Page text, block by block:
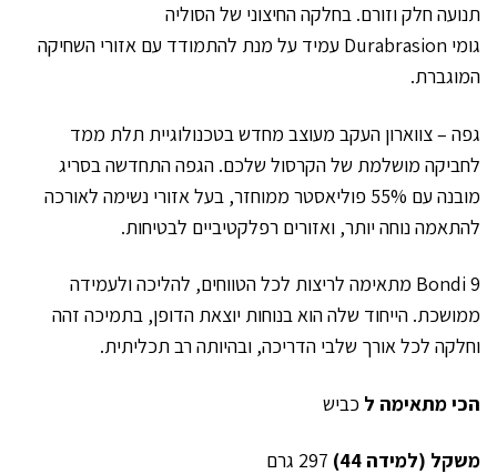
תנועה חלק וזורם. בחלקה החיצוני של הסוליה
גומי Durabrasion עמיד על מנת להתמודד עם אזורי השחיקה
המוגברת.
גפה – צווארון העקב מעוצב מחדש בטכנולוגיית תלת ממד
לחביקה מושלמת של הקרסול שלכם. הגפה התחדשה בסריג
מובנה עם 55% פוליאסטר ממוחזר, בעל אזורי נשימה לאורכה
להתאמה נוחה יותר, ואזורים רפלקטיביים לבטיחות.
Bondi 9 מתאימה לריצות לכל הטווחים, להליכה ולעמידה
ממושכת. הייחוד שלה הוא בנוחות יוצאת הדופן, בתמיכה זהה
וחלקה לכל אורך שלבי הדריכה, ובהיותה רב תכליתית.
הכי מתאימה ל כביש
משקל (למידה 44) 297 גרם